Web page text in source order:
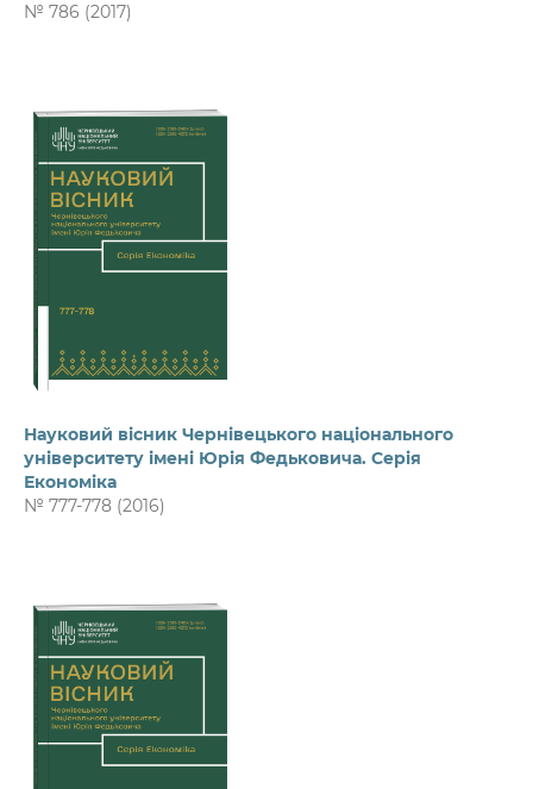
№ 786 (2017)
Науковий вісник Чернівецького національного
університету імені Юрія Федьковича. Серія
Економіка
№ 777-778 (2016)